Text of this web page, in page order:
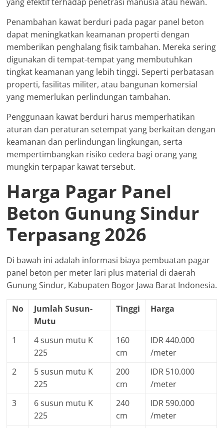
Penambahan kawat berduri pada pagar panel beton
dapat meningkatkan keamanan properti dengan
memberikan penghalang fisik tambahan. Mereka sering
digunakan di tempat-tempat yang membutuhkan
tingkat keamanan yang lebih tinggi. Seperti perbatasan
properti, fasilitas militer, atau bangunan komersial
yang memerlukan perlindungan tambahan.
Penggunaan kawat berduri harus memperhatikan
aturan dan peraturan setempat yang berkaitan dengan
keamanan dan perlindungan lingkungan, serta
mempertimbangkan risiko cedera bagi orang yang
mungkin terpapar kawat tersebut.
Harga Pagar Panel
Beton Gunung Sindur
Terpasang 2026
Di bawah ini adalah informasi biaya pembuatan pagar
panel beton per meter lari plus material di daerah
Gunung Sindur, Kabupaten Bogor Jawa Barat Indonesia.
No
Jumlah Susun-
Mutu
Tinggi Harga
1
4 susun mutu K
225
160
cm
IDR 440.000
/meter
2
5 susun mutu K
225
200
cm
IDR 510.000
/meter
3
6 susun mutu K
225
240
cm
IDR 590.000
/meter